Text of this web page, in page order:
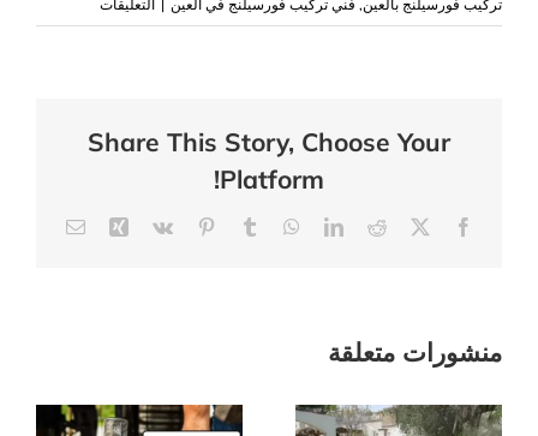
تركيب فورسيلنج بالعين, فني تركيب فورسيلنج في العين التعليقات
تركيب
مغلقة
Share This Story, Choose Your
Platform!
Facebook
X
Reddit
LinkedIn
WhatsApp
Tumblr
Pinterest
Vk
Xing
Email
منشورات متعلقة